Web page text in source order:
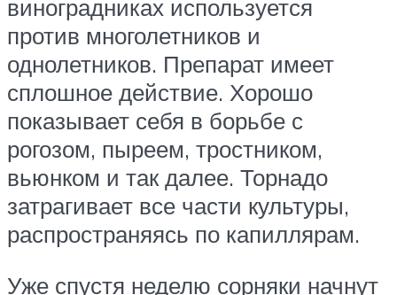
виноградниках используется
против многолетников и
однолетников. Препарат имеет
сплошное действие. Хорошо
показывает себя в борьбе с
рогозом, пыреем, тростником,
вьюнком и так далее. Торнадо
затрагивает все части культуры,
распространяясь по капиллярам.
Уже спустя неделю сорняки начнут